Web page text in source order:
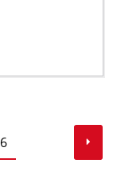
6